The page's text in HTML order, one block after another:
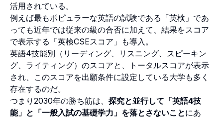
活用されている。
例えば最もポピュラーな英語の試験である「英検」であ
っても近年では従来の級の合否に加えて、結果をスコア
で表示する「英検CSEスコア」も導入。
英語4技能別（リーディング、リスニング、スピーキン
グ、ライティング）のスコアと、トータルスコアが表示
され、このスコアを出願条件に設定している大学も多く
存在するのだ。
つまり2030年の勝ち筋は、 探究と並行して「英語4技
能」と「一般入試の基礎学力」を落とさないことにあ